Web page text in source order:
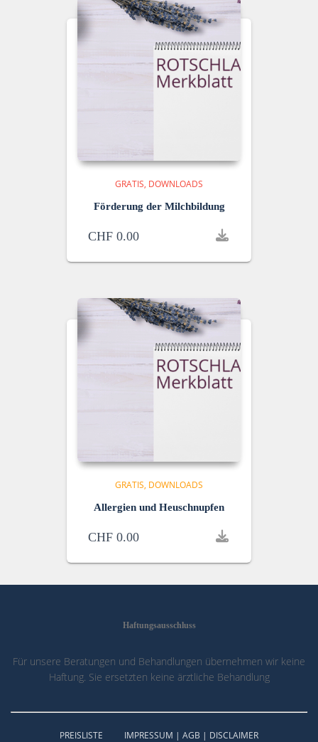
GRATIS DOWNLOADS
Förderung der Milchbildung
CHF 0.00
GRATIS DOWNLOADS
Allergien und Heuschnupfen
CHF 0.00
Haftungsausschluss
Für unsere Beratungen und Behandlungen übernehmen wir keine
Haftung. Sie ersetzten keine ärztliche Behandlung
PREISLISTE IMPRESSUM | AGB | DISCLAIMER